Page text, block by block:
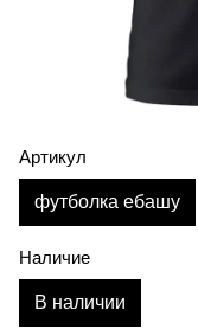
Артикул
футболка ебашу
Наличие
В наличии